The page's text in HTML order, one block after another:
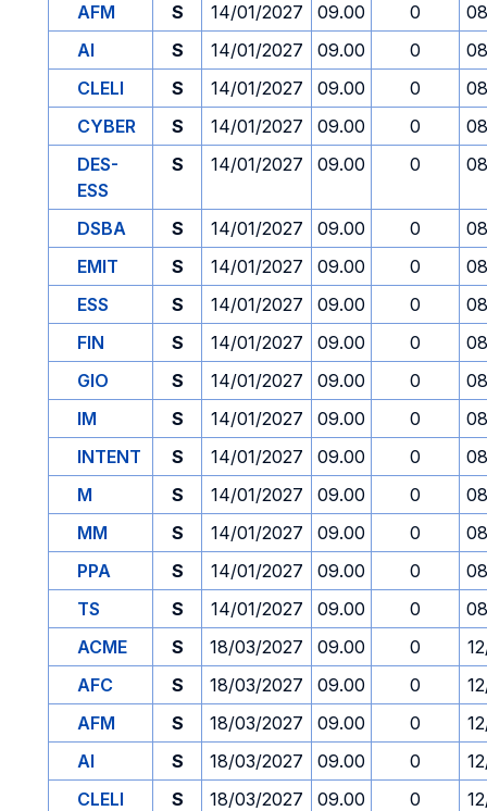
AFM
S 14/01/2027 09.00 0
AI
S 14/01/2027 09.00 0
CLELI
S 14/01/2027 09.00 0
CYBER
S 14/01/2027 09.00 0
DES-
ESS
S 14/01/2027 09.00 0
DSBA S 14/01/2027 09.00 0
EMIT
S 14/01/2027 09.00 0
ESS
S 14/01/2027 09.00 0
FIN
S 14/01/2027 09.00 0
GIO
S 14/01/2027 09.00 0
IM
S 14/01/2027 09.00 0
INTENT
S 14/01/2027 09.00 0
M
S 14/01/2027 09.00 0
MM
S 14/01/2027 09.00 0
PPA
S 14/01/2027 09.00 0
TS
S 14/01/2027 09.00 0
ACME
S 18/03/2027 09.00 0
AFC
S 18/03/2027 09.00 0
AFM
S 18/03/2027 09.00 0
AI
S 18/03/2027 09.00 0
CLELI
S 18/03/2027 09.00 0